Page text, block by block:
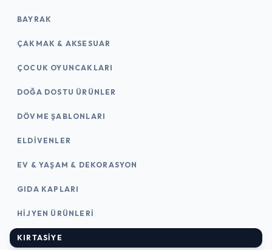
BAYRAK
ÇAKMAK & AKSESUAR
ÇOCUK OYUNCAKLARI
DOĞA DOSTU ÜRÜNLER
DÖVME ŞABLONLARI
ELDIVENLER
EV & YAŞAM & DEKORASYON
GIDA KAPLARI
HIJYEN ÜRÜNLERI
KIRTASİYE